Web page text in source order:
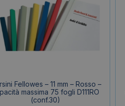
Fellowes – 11 mm – Rosso –
massima 75 fogli D111RO
(conf.30)